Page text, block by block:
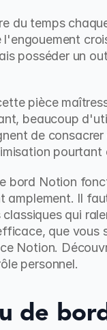
du temps
posséder un
pièce
beaucoup
de
pourtant
bord Notion
amplement. Il
qui
que vous
Notion.
personnel.
de